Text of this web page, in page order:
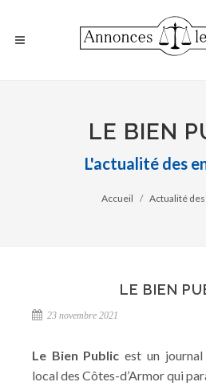
LE BIEN
L'actualité des
Accueil Actualité
LE BIEN
23 novembre 2021
Le Bien Public est un
local des Côtes-d’Armor qui